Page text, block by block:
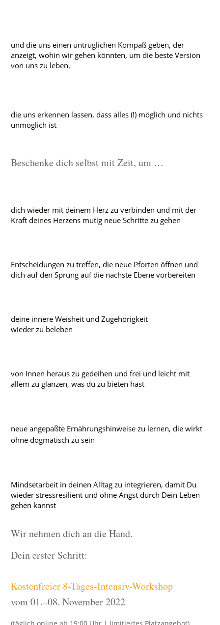
und die uns einen untrüglichen Kompaß geben, der
anzeigt, wohin wir gehen könnten, um die beste Version
von uns zu leben.
die uns erkennen lassen, dass alles (!) möglich und nichts
unmöglich ist
Beschenke dich selbst mit Zeit, um …
dich wieder mit deinem Herz zu verbinden und mit der
Kraft deines Herzens mutig neue Schritte zu gehen
Entscheidungen zu treffen, die neue Pforten öffnen und
dich auf den Sprung auf die nächste Ebene vorbereiten
deine innere Weisheit und Zugehörigkeit
wieder zu beleben
von Innen heraus zu gedeihen und frei und leicht mit
allem zu glänzen, was du zu bieten hast
neue angepaßte Ernährungshinweise zu lernen, die wirkt
ohne dogmatisch zu sein
Mindsetarbeit in deinen Alltag zu integrieren, damit Du
wieder stressresilient und ohne Angst durch Dein Leben
gehen kannst
Wir nehmen dich an die Hand.
Dein erster Schritt:
Kostenfreier 8-Tages-Intensiv-Workshop
vom 01.–08. November 2022
(täglich online ab 19:00 Uhr | limitiertes Platzangebot)